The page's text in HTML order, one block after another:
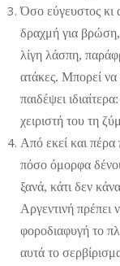
Όσο εύγευστος κι
δραχμή για
λίγη λάσπη,
ατάκες. Μπορεί να
παιδέψει
χειριστή του τη
Από εκεί και πέρα
πόσο όμορφα
ξανά, κάτι δεν
Αργεντινή πρέπει
φοροδιαφυγή το
αυτά το